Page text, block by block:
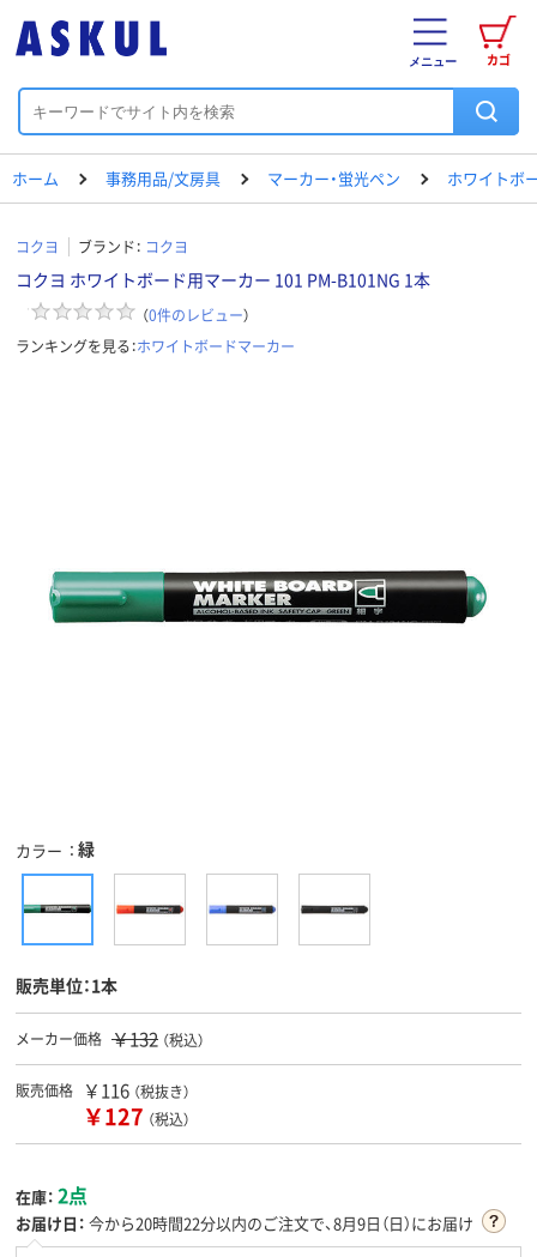
カゴ
メニュー
ホーム 事務用品/文房具 マーカー・蛍光ペン ホワイトボ
コクヨ ブランド： コクヨ
コクヨ ホワイトボード用マーカー 101 PM-B101NG 1本
（0件のレビュー）
ランキングを見る：ホワイトボードマーカー
カラー 緑
販売単位：1本
メーカー価格 ￥132 （税込）
販売価格 ￥116 （税抜き）
￥127 （税込）
在庫： 2点
お届け日： 今から20時間22分以内のご注文で、8月9日（日）にお届け